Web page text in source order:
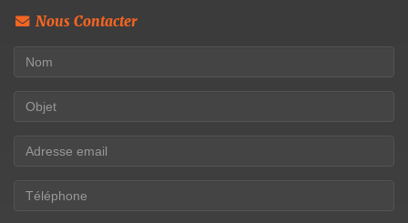
Nous Contacter